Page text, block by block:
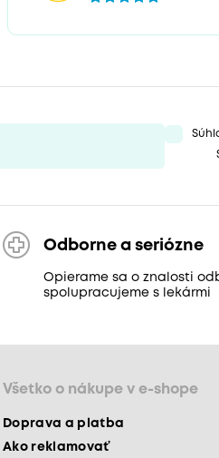
Odborne a seriózne
Opierame sa o znalosti
spolupracujeme s lekármi
Všetko o nákupe v e-shope
Doprava a platba
Ako reklamovať